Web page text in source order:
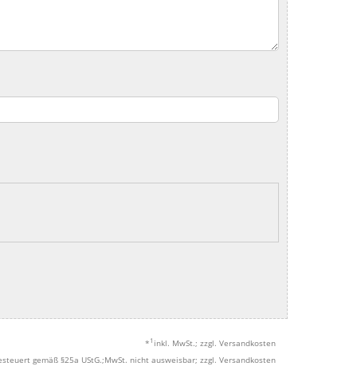
* 1 inkl. MwSt.; zzgl. Versandkosten
gemäß §25a UStG.;MwSt. nicht ausweisbar; zzgl. Versandkosten